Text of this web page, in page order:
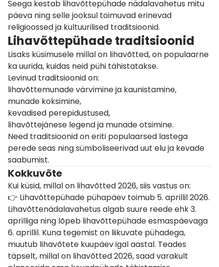
Seega kestab lihavõttepühade nädalavahetus mitu
päeva ning selle jooksul toimuvad erinevad
religioossed ja kultuurilised traditsioonid.
Lihavõttepühade traditsioonid
Lisaks küsimusele millal on lihavõtted, on populaarne
ka uurida, kuidas neid pühi tähistatakse.
Levinud traditsioonid on:
lihavõttemunade värvimine ja kaunistamine,
munade koksimine,
kevadised perepidustused,
lihavõttejänese legend ja munade otsimine.
Need traditsioonid on eriti populaarsed lastega
perede seas ning sümboliseerivad uut elu ja kevade
saabumist.
Kokkuvõte
Kui küsid, millal on lihavõtted 2026, siis vastus on:
👉 Lihavõttepühade pühapäev toimub 5. aprillil 2026.
Lihavõttenädalavahetus algab suure reede ehk 3.
aprilliga ning lõpeb lihavõttepühade esmaspäevaga
6. aprillil. Kuna tegemist on liikuvate pühadega,
muutub lihavõtete kuupäev igal aastal. Teades
täpselt, millal on lihavõtted 2026, saad varakult